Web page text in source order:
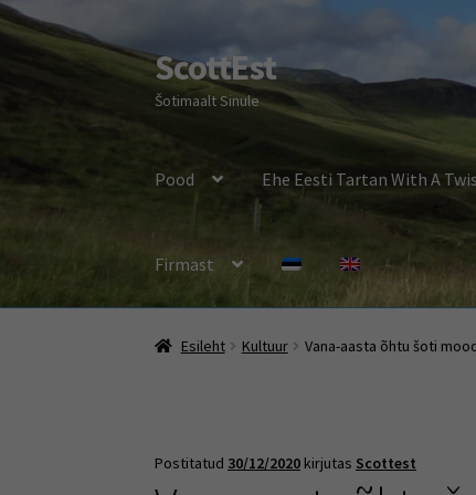
Liigu
navigeerimisele
Liigu
sisu
juurde
ScottEst
Šotimaalt Sinule
Pood Ehe Eesti Tartan With A
Firmast
Esileht Kultuur Vana-aasta õhtu šoti
Postitatud 30/12/2020 kirjutas Scottest